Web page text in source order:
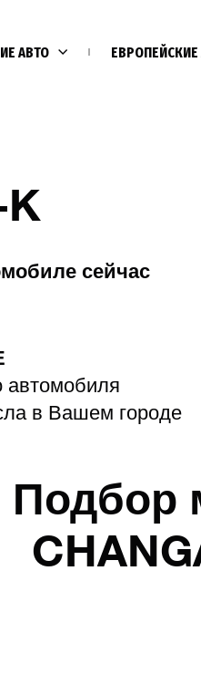
АВТО ЕВРОПЕЙСКИЕ
K
сейчас
в Вашем городе
Подбор